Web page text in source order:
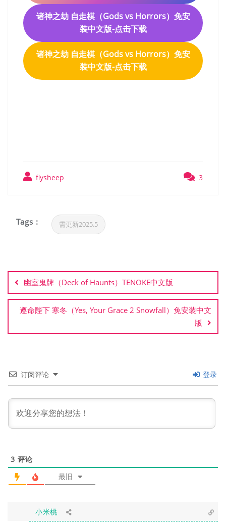
诸神之劫 自走棋（Gods vs Horrors）免安
装中文版-点击下载
诸神之劫 自走棋（Gods vs Horrors）免安
装中文版-点击下载
flysheep 3
Tags : 需更新2025.5
章
导
航
幽室鬼牌（Deck of Haunts）TENOKE中文版
遵命陛下 寒冬（Yes, Your Grace 2 Snowfall）免安装中文
版
订阅评论 登录
3 评论
最旧
小米桃